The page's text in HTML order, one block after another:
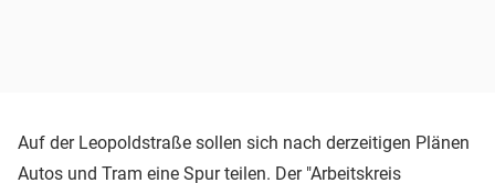
Auf der Leopoldstraße sollen sich nach derzeitigen Plänen
Autos und Tram eine Spur teilen. Der "Arbeitskreis